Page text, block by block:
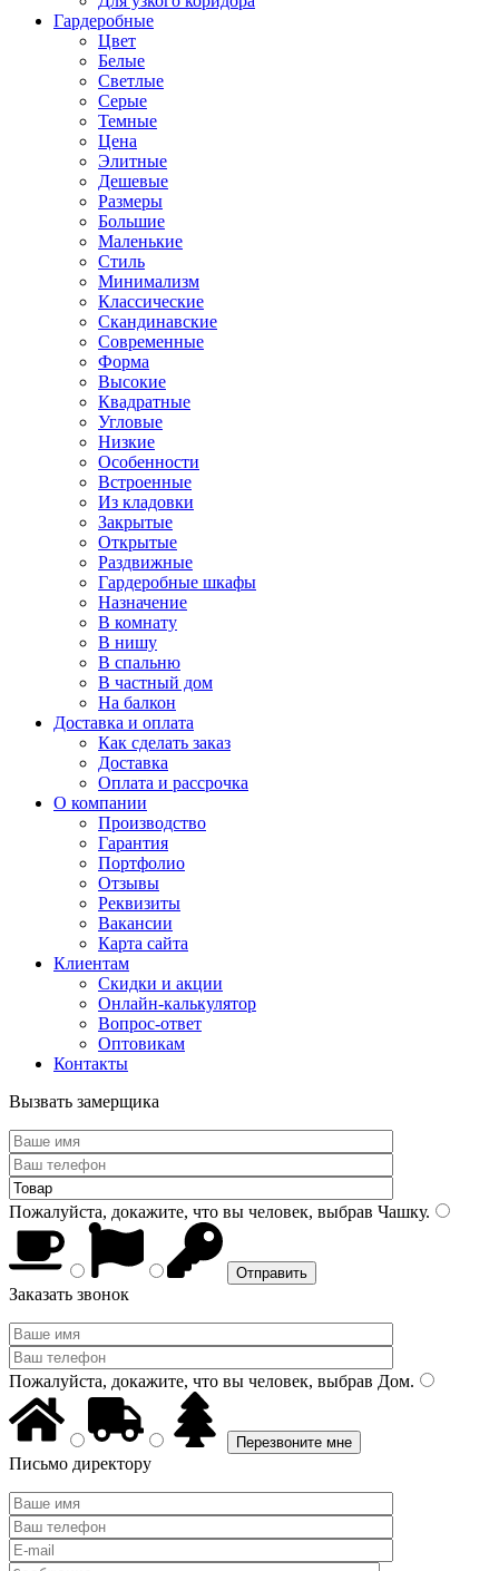
Гардеробные
Цвет
Белые
Светлые
Серые
Темные
Цена
Элитные
Дешевые
Размеры
Большие
Маленькие
Стиль
Минимализм
Классические
Скандинавские
Современные
Форма
Высокие
Квадратные
Угловые
Низкие
Особенности
Встроенные
Из кладовки
Закрытые
Открытые
Раздвижные
Гардеробные шкафы
Назначение
В комнату
В нишу
В спальню
В частный дом
На балкон
Доставка и оплата
Как сделать заказ
Доставка
Оплата и рассрочка
О компании
Производство
Гарантия
Портфолио
Отзывы
Реквизиты
Вакансии
Карта сайта
Клиентам
Скидки и акции
Онлайн-калькулятор
Вопрос-ответ
Оптовикам
Контакты
Вызвать замерщика
Пожалуйста, докажите, что вы человек, выбрав Чашку.
Заказать звонок
Пожалуйста, докажите, что вы человек, выбрав Дом.
Письмо директору